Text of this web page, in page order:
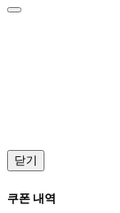
닫기
쿠폰 내역